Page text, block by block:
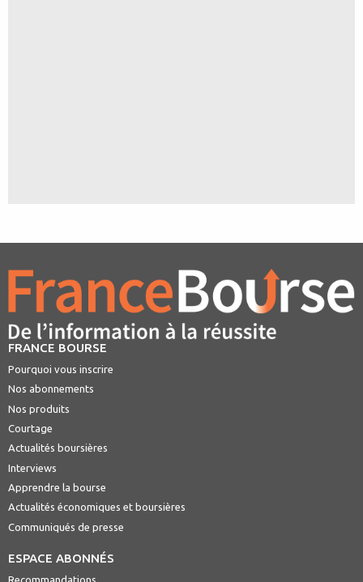
FRANCE BOURSE
Pourquoi vous inscrire
Nos abonnements
Nos produits
Courtage
Actualités boursières
Interviews
Apprendre la bourse
Actualités économiques et boursières
Communiqués de presse
ESPACE ABONNÉS
Recommandations